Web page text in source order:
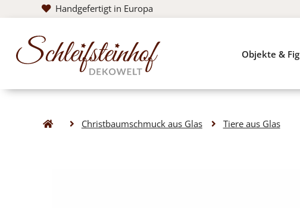
Handgefertigt in Europa
Objekte &
Christbaumschmuck aus Glas Tiere aus Glas